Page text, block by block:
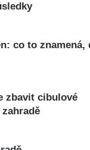
co to znamená,
zbavit cibulové